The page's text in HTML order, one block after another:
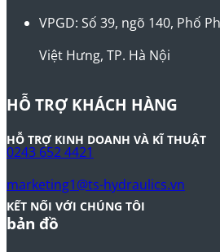
VPGD: Số 39, ngõ 140, Phố
Việt Hưng, TP. Hà Nội
HỖ TRỢ KHÁCH HÀNG
HỖ TRỢ KINH DOANH VÀ KĨ THUẬT
0243 652 4421
marketing1@ts-hydraulics.vn
KẾT NỐI VỚI CHÚNG TÔI
bản đồ